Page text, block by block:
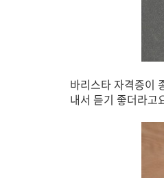
바리스타 자격증이
내서 듣기 좋더라고